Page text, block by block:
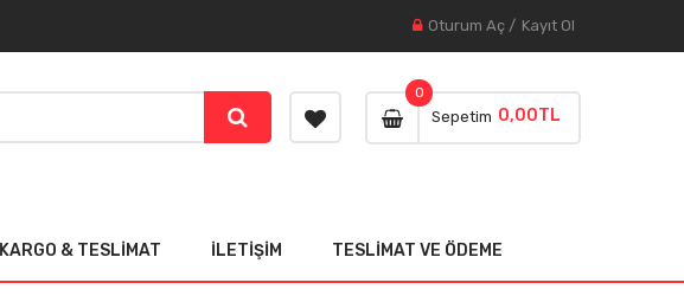
Oturum Aç / Kayıt Ol
Sepetim
0
0,00TL
KARGO & TESLIMAT İLETIŞIM TESLIMAT VE ÖDEME